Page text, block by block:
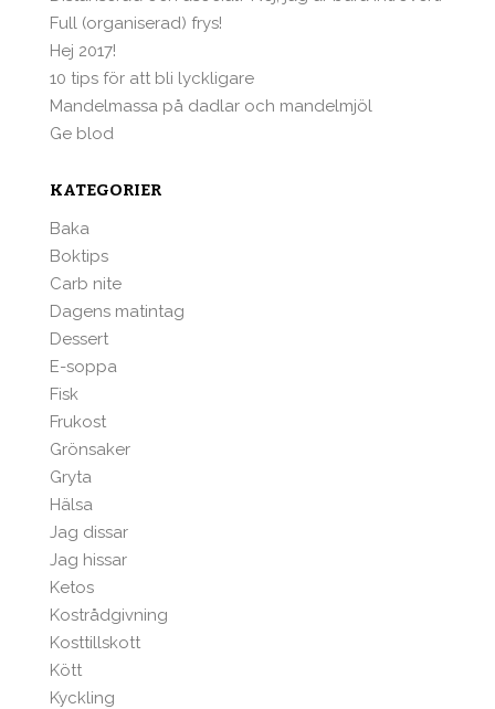
Full (organiserad) frys!
Hej 2017!
10 tips för att bli lyckligare
Mandelmassa på dadlar och mandelmjöl
Ge blod
KATEGORIER
Baka
Boktips
Carb nite
Dagens matintag
Dessert
E-soppa
Fisk
Frukost
Grönsaker
Gryta
Hälsa
Jag dissar
Jag hissar
Ketos
Kostrådgivning
Kosttillskott
Kött
Kyckling